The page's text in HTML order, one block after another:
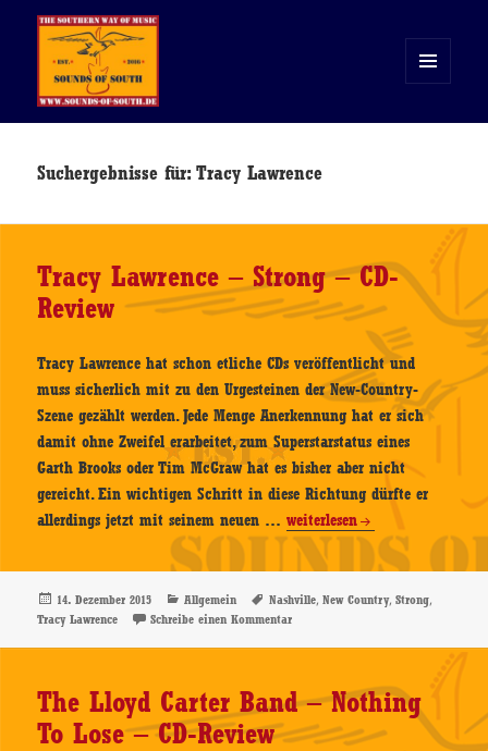
WIDGETS
Suchergebnisse für: Tracy Lawrence
Tracy Lawrence – Strong – CD-
Review
Tracy Lawrence hat schon etliche CDs veröffentlicht und
muss sicherlich mit zu den Urgesteinen der New-Country-
Szene gezählt werden. Jede Menge Anerkennung hat er sich
damit ohne Zweifel erarbeitet, zum Superstarstatus eines
Garth Brooks oder Tim McGraw hat es bisher aber nicht
gereicht. Ein wichtigen Schritt in diese Richtung dürfte er
allerdings jetzt mit seinem neuen …Tracy
Lawrence
–
Strong
–
CD-
weiterlesen
Veröffentlicht
am
14. Dezember 2015 Kategorien
Allgemein Schlagwörter
Nashville,New Country,Strong,
Tracy Lawrence Schreibe einen Kommentarzu Tracy Lawrence – Strong – CD-
The Lloyd Carter Band – Nothing
To Lose – CD-Review